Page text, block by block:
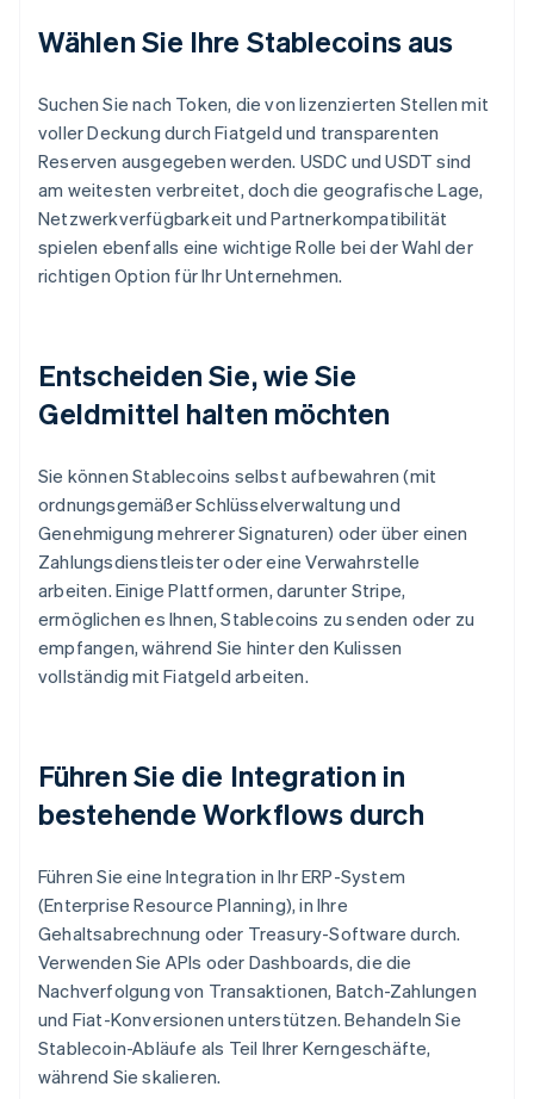
Wählen Sie Ihre Stablecoins aus
Suchen Sie nach Token, die von lizenzierten Stellen mit
voller Deckung durch Fiatgeld und transparenten
Reserven ausgegeben werden. USDC und USDT sind
am weitesten verbreitet, doch die geografische Lage,
Netzwerkverfügbarkeit und Partnerkompatibilität
spielen ebenfalls eine wichtige Rolle bei der Wahl der
richtigen Option für Ihr Unternehmen.
Entscheiden Sie, wie Sie
Geldmittel halten möchten
Sie können Stablecoins selbst aufbewahren (mit
ordnungsgemäßer Schlüsselverwaltung und
Genehmigung mehrerer Signaturen) oder über einen
Zahlungsdienstleister oder eine Verwahrstelle
arbeiten. Einige Plattformen, darunter Stripe,
ermöglichen es Ihnen, Stablecoins zu senden oder zu
empfangen, während Sie hinter den Kulissen
vollständig mit Fiatgeld arbeiten.
Führen Sie die Integration in
bestehende Workflows durch
Führen Sie eine Integration in Ihr ERP-System
(Enterprise Resource Planning), in Ihre
Gehaltsabrechnung oder Treasury-Software durch.
Verwenden Sie APIs oder Dashboards, die die
Nachverfolgung von Transaktionen, Batch-Zahlungen
und Fiat-Konversionen unterstützen. Behandeln Sie
Stablecoin-Abläufe als Teil Ihrer Kerngeschäfte,
während Sie skalieren.